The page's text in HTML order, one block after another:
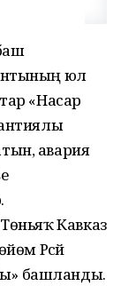
юл
«Насар
авария
Кавказ
Рәсәй
башланды.